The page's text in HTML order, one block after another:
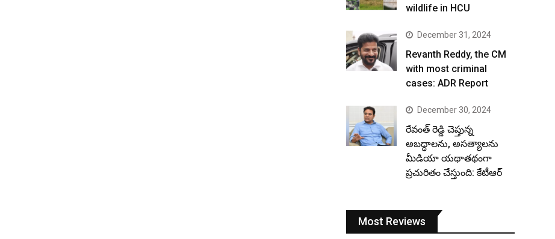
wildlife in HCU
December 31, 2024
Revanth Reddy, the CM
with most criminal
cases: ADR Report
December 30, 2024
రేవంత్ రెడ్డి చెప్తున్న
అబద్ధాలను, అసత్యాలను
మీడియా యథాతథంగా
ప్రచురితం చేస్తుంది: కేటీఆర్
Most Reviews